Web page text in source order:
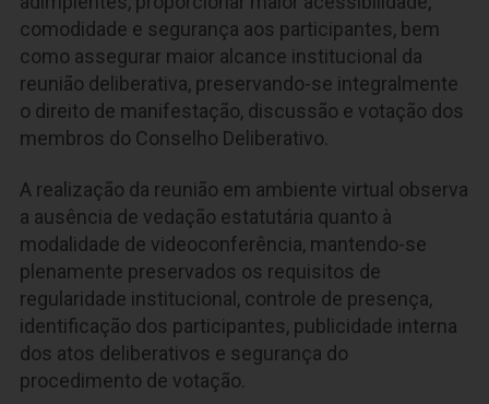
comodidade e segurança aos participantes, bem
como assegurar maior alcance institucional da
reunião deliberativa, preservando-se integralmente
o direito de manifestação, discussão e votação dos
membros do Conselho Deliberativo.
A realização da reunião em ambiente virtual observa
a ausência de vedação estatutária quanto à
modalidade de videoconferência, mantendo-se
plenamente preservados os requisitos de
regularidade institucional, controle de presença,
identificação dos participantes, publicidade interna
dos atos deliberativos e segurança do
procedimento de votação.